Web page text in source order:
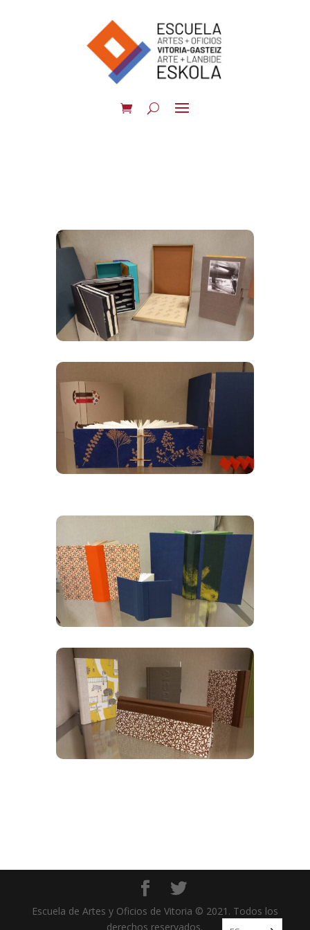
Escuela de Artes y Oficios de Vitoria © 2021. Todos los
derechos reservados.